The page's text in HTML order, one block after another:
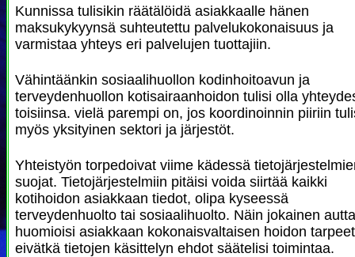
Kunnissa tulisikin räätälöidä asiakkaalle hänen
maksukykyynsä suhteutettu palvelukokonaisuus ja
varmistaa yhteys eri palvelujen tuottajiin.
Vähintäänkin sosiaalihuollon kodinhoitoavun ja
terveydenhuollon kotisairaanhoidon tulisi olla
toisiinsa. vielä parempi on, jos koordinoinnin piiriin
myös yksityinen sektori ja järjestöt.
Yhteistyön torpedoivat viime kädessä
suojat. Tietojärjestelmiin pitäisi voida siirtää kaikki
kotihoidon asiakkaan tiedot, olipa kyseessä
terveydenhuolto tai sosiaalihuolto. Näin jokainen
huomioisi asiakkaan kokonaisvaltaisen hoidon
eivätkä tietojen käsittelyn ehdot säätelisi toimintaa.